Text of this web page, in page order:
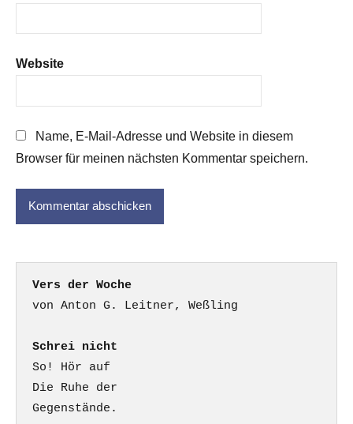
Website
Name, E-Mail-Adresse und Website in diesem
Browser für meinen nächsten Kommentar speichern.
Vers der Woche
Schrei nicht
So! Hör auf
Die Ruhe der
Gegenstände.